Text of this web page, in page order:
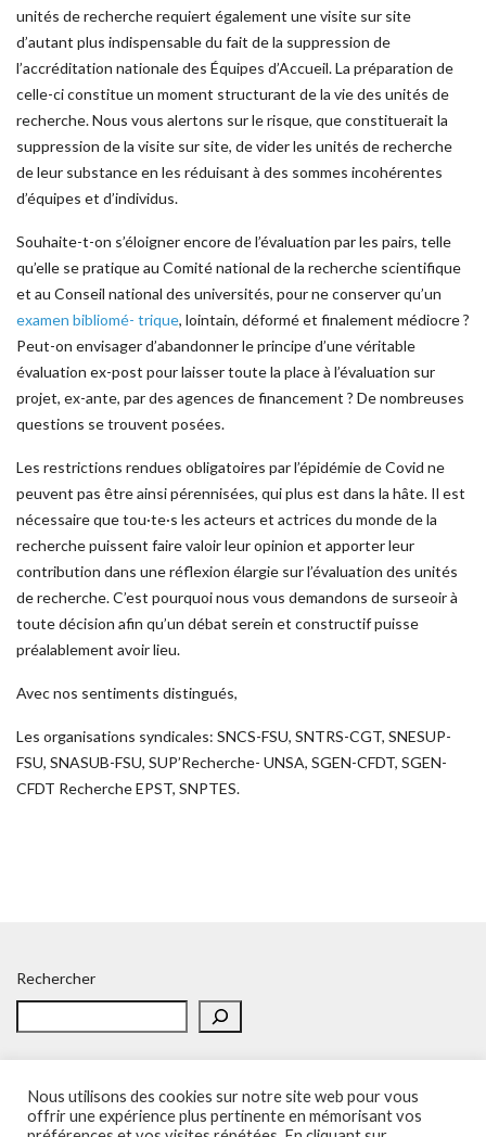
unités de recherche requiert également une visite sur site
d’autant plus indispensable du fait de la suppression de
l’accréditation nationale des Équipes d’Accueil. La préparation de
celle-ci constitue un moment structurant de la vie des unités de
recherche. Nous vous alertons sur le risque, que constituerait la
suppression de la visite sur site, de vider les unités de recherche
de leur substance en les réduisant à des sommes incohérentes
d’équipes et d’individus.
Souhaite-t-on s’éloigner encore de l’évaluation par les pairs, telle
qu’elle se pratique au Comité national de la recherche scientifique
et au Conseil national des universités, pour ne conserver qu’un
examen bibliomé- trique, lointain, déformé et finalement médiocre ?
Peut-on envisager d’abandonner le principe d’une véritable
évaluation ex-post pour laisser toute la place à l’évaluation sur
projet, ex-ante, par des agences de financement ? De nombreuses
questions se trouvent posées.
Les restrictions rendues obligatoires par l’épidémie de Covid ne
peuvent pas être ainsi pérennisées, qui plus est dans la hâte. Il est
nécessaire que tou·te·s les acteurs et actrices du monde de la
recherche puissent faire valoir leur opinion et apporter leur
contribution dans une réflexion élargie sur l’évaluation des unités
de recherche. C’est pourquoi nous vous demandons de surseoir à
toute décision afin qu’un débat serein et constructif puisse
préalablement avoir lieu.
Avec nos sentiments distingués,
Les organisations syndicales: SNCS-FSU, SNTRS-CGT, SNESUP-
FSU, SNASUB-FSU, SUP’Recherche- UNSA, SGEN-CFDT, SGEN-
CFDT Recherche EPST, SNPTES.
Rechercher
Nous utilisons des cookies sur notre site web pour vous
offrir une expérience plus pertinente en mémorisant vos